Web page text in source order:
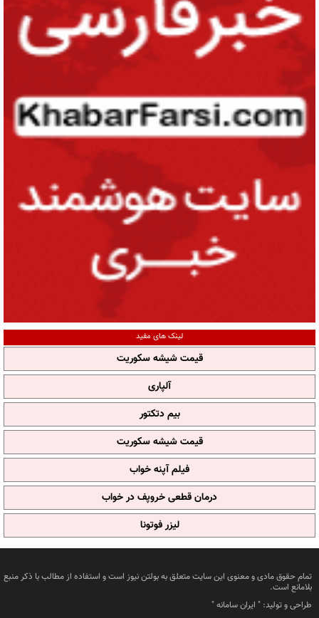
لینک های مفید
قیمت شیشه سکوریت
آلپاری
بیم دتکتور
قیمت شیشه سکوریت
فیلم آپنه خواب
درمان قطعی خروپف در خواب
لیزر فوتونا
تمام حقوق مادی و معنوی این سایت متعلق به بولتن نیوز است و استفاده از مطالب با ذکر منبع
بلامانع است.
طراحی و تولید: " ایران سامانه"